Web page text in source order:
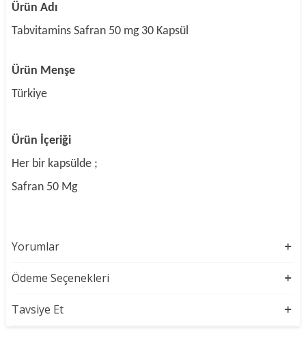
Ürün Adı
Tabvitamins Safran 50 mg 30 Kapsül
Ürün Menşe
Türkiye
Ürün İçeriği
Her bir kapsülde ;
Safran 50 Mg
Yorumlar
Ödeme Seçenekleri
Tavsiye Et